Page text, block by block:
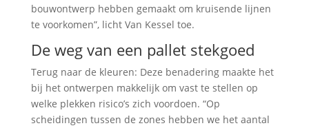
bouwontwerp hebben gemaakt om kruisende lijnen
te voorkomen”, licht Van Kessel toe.
De weg van een pallet stekgoed
Terug naar de kleuren: Deze benadering maakte het
bij het ontwerpen makkelijk om vast te stellen op
welke plekken risico’s zich voordoen. “Op
scheidingen tussen de zones hebben we het aantal